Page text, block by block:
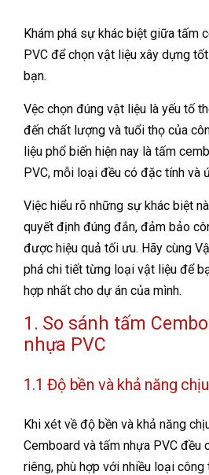
Khám phá sự khác biệt giữa tấm
PVC để chọn vật liệu xây dựng
bạn.
Vệc chọn đúng vật liệu là yếu tố
đến chất lượng và tuổi thọ của
liệu phổ biến hiện nay là tấm
PVC, mỗi loại đều có đặc tính và
Việc hiểu rõ những sự khác biệt
quyết định đúng đắn, đảm bảo
được hiệu quả tối ưu. Hãy cùng
phá chi tiết từng loại vật liệu để
hợp nhất cho dự án của mình.
1. So sánh tấm
nhựa PVC
1.1 Độ bền và khả năng
Khi xét về độ bền và khả năng
Cemboard và tấm nhựa PVC đều
riêng, phù hợp với nhiều loại công